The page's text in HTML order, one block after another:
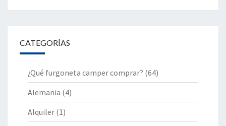
CATEGORÍAS
¿Qué furgoneta camper comprar? (64)
Alemania (4)
Alquiler (1)